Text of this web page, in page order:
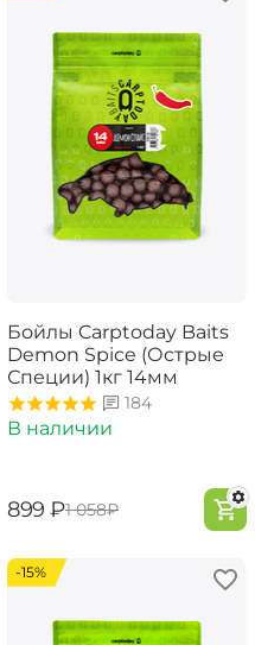
Бойлы Carptoday Baits
Demon Spice (Острые
Специи) 1кг 14мм
184
В наличии
‍899‍ ₽‍1 058‍₽
-15%